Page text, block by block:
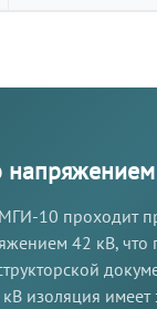
10 проходит
42 кВ, что
изоляция имеет